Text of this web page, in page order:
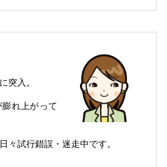
突入。
れ上がって
々試行錯誤・迷走中です。